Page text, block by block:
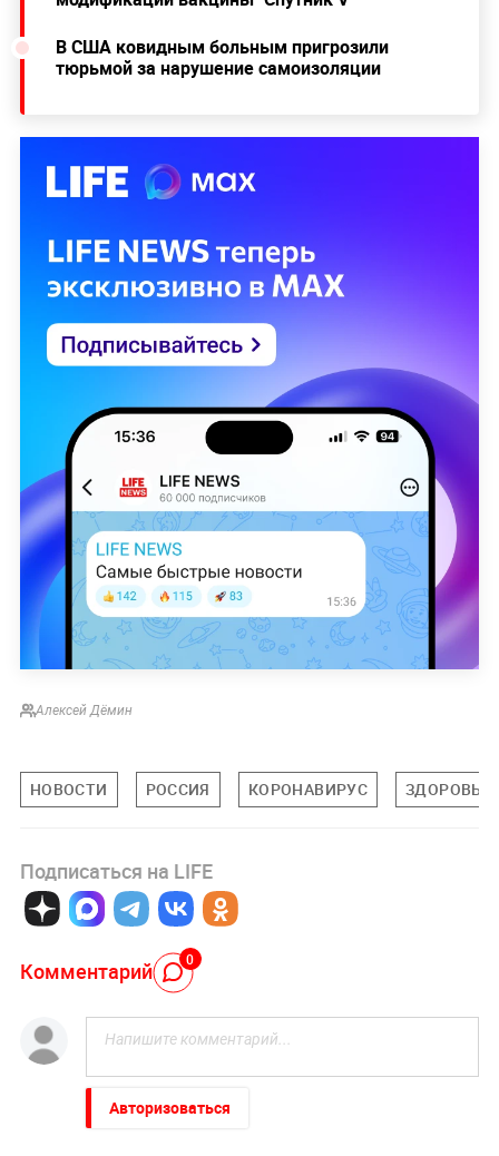
В США ковидным больным пригрозили
тюрьмой за нарушение самоизоляции
Алексей Дёмин
НОВОСТИ РОССИЯ КОРОНАВИРУС ЗДОРОВЬЕ
Подписаться на LIFE
Комментарий 0
Авторизоваться